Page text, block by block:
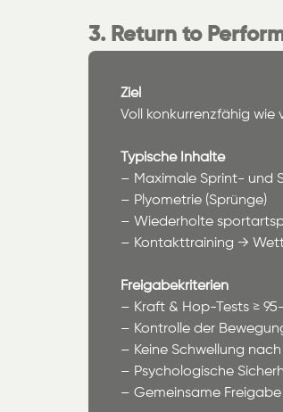
3. Return to
Ziel
Voll konkurrenzfähig wie
Typische Inhalte
– Maximale Sprint- und
– Plyometrie (Sprünge)
– Wiederholte
– Kontakttraining →
Freigabekriterien
– Kraft & Hop-Tests ≥
– Kontrolle der
– Keine Schwellung
– Psychologische
– Gemeinsame